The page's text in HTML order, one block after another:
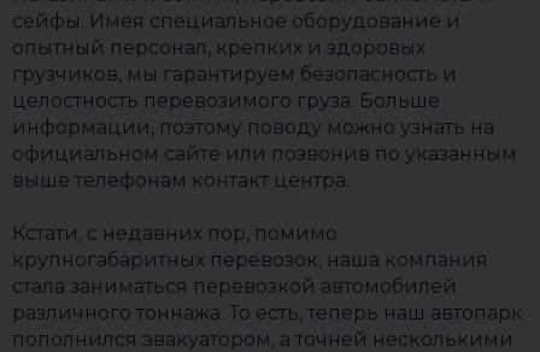
сейфы. Имея специальное оборудование и
опытный персонал, крепких и здоровых
грузчиков, мы гарантируем безопасность и
целостность перевозимого груза. Больше
информации, поэтому поводу можно узнать на
официальном сайте или позвонив по указанным
выше телефонам контакт центра.
Кстати, с недавних пор, помимо
крупногабаритных перевозок, наша компания
стала заниматься перевозкой автомобилей
различного тоннажа. То есть, теперь наш автопарк
пополнился эвакуатором, а точней несколькими